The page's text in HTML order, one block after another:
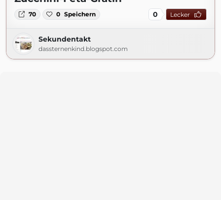
70 0 Speichern 0 Lecker
Sekundentakt
dassternenkind.blogspot.com